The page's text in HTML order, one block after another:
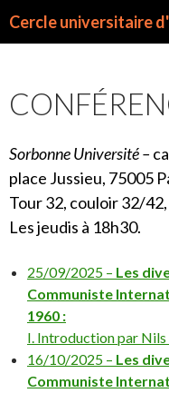
Cercle universitaire
Sorbonne Université –
place Jussieu, 75005
Tour32, couloir32/42,
Les jeudis à 18h30.
25/09/2025 – Les
Communiste
1960 :
I. Introduction par Nils
16/10/2025 – Les
Communiste